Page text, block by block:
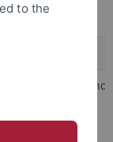
und
Montag, den
to the